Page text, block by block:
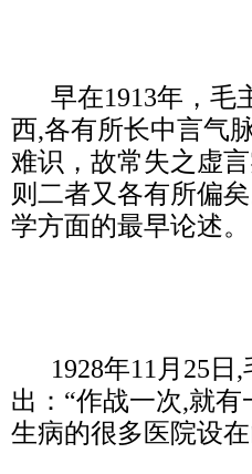
早在1913年，毛
西,各有所长中言气
难识，故常失之虚
则二者又各有所偏
学方面的最早论述。
1928年11月25日,
出：“作战一次,就
生病的很多医院设